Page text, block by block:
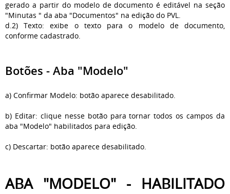
gerado a partir do modelo de documento é editável na seção
"Minutas " da aba "Documentos" na edição do PVL.
d.2) Texto: exibe o texto para o modelo de documento,
conforme cadastrado.
Botões - Aba "Modelo"
a) Confirmar Modelo: botão aparece desabilitado.
b) Editar: clique nesse botão para tornar todos os campos da
aba "Modelo" habilitados para edição.
c) Descartar: botão aparece desabilitado.
ABA "MODELO" - HABILITADO